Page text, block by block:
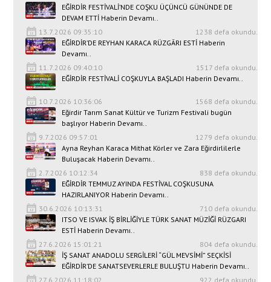
EĞİRDİR FESTİVALİ’NDE COŞKU ÜÇÜNCÜ GÜNÜNDE DE
DEVAM ETTİ Haberin Devamı..
13.7.2026 09:35:10
1238 defa okundu.
EĞİRDİR’DE REYHAN KARACA RÜZGÂRI ESTİ Haberin
Devamı..
11.7.2026 09:40:10
1517 defa okundu.
EĞİRDİR FESTİVALİ COŞKUYLA BAŞLADI Haberin Devamı..
10.7.2026 10:36:06
1568 defa okundu.
Eğirdir Tarım Sanat Kültür ve Turizm Festivali bugün
başlıyor Haberin Devamı..
9.7.2026 09:57:01
1279 defa okundu.
Ayna Reyhan Karaca Mithat Körler ve Zara Eğirdirlilerle
Buluşacak Haberin Devamı..
2.7.2026 10:12:34
838 defa okundu.
EĞİRDİR TEMMUZ AYINDA FESTİVAL COŞKUSUNA
HAZIRLANIYOR Haberin Devamı..
30.6.2026 10:13:31
710 defa okundu.
ITSO VE ISVAK İŞ BİRLİĞİYLE TÜRK SANAT MÜZİĞİ RÜZGARI
ESTİ Haberin Devamı..
27.6.2026 15:01:21
804 defa okundu.
İŞ SANAT ANADOLU SERGİLERİ “GÜL MEVSİMİ” SEÇKİSİ
EĞİRDİR’DE SANATSEVERLERLE BULUŞTU Haberin Devamı..
27.6.2026 11:18:02
922 defa okundu.